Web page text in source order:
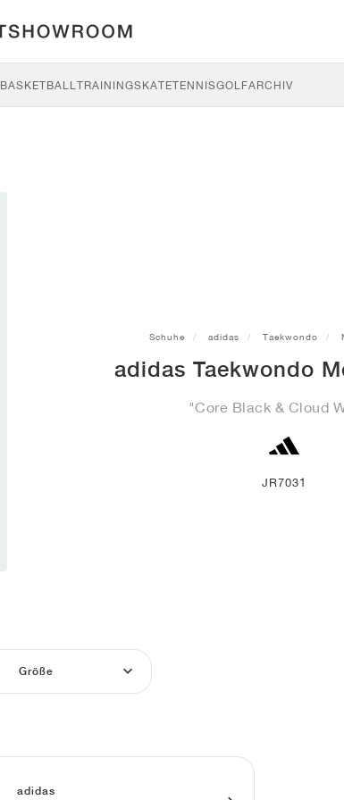
BASKETBALLTRAININGSKATETENNISGOLFARCHIV
Schuhe adidas Taekwondo
adidas Taekwondo
"Core Black & Cloud
JR7031
Größe
adidas